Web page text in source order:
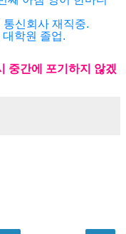
신회사 재직중.
학원 졸업.
중간에 포기하지 않겠